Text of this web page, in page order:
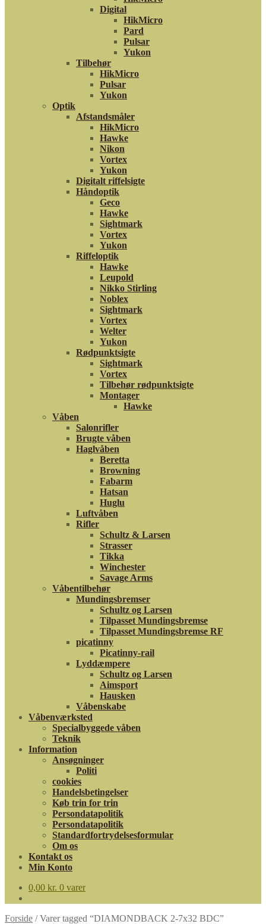
Digital
HikMicro
Pard
Pulsar
Yukon
Tilbehør
HikMicro
Pulsar
Yukon
Optik
Afstandsmåler
HikMicro
Hawke
Nikon
Vortex
Yukon
Digitalt riffelsigte
Håndoptik
Geco
Hawke
Sightmark
Vortex
Yukon
Riffeloptik
Hawke
Leupold
Nikko Stirling
Noblex
Sightmark
Vortex
Welter
Yukon
Rødpunktsigte
Sightmark
Vortex
Tilbehør rødpunktsigte
Montager
Hawke
Våben
Salonrifler
Brugte våben
Haglvåben
Beretta
Browning
Fabarm
Hatsan
Huglu
Luftvåben
Rifler
Schultz & Larsen
Strasser
Tikka
Winchester
Savage Arms
Våbentilbehør
Mundingsbremser
Schultz og Larsen
Tilpasset Mundingsbremse
Tilpasset Mundingsbremse RF
picatinny
Picatinny-rail
Lyddæmpere
Schultz og Larsen
Aimsport
Hausken
Våbenskabe
Våbenværksted
Specialbyggede våben
Teknik
Information
Ansøgninger
Politi
cookies
Handelsbetingelser
Køb trin for trin
Persondatapolitik
Persondatapolitik
Standardfortrydelsesformular
Om os
Kontakt os
Min Konto
0,00 kr. 0 varer
Forside /Varer tagged “DIAMONDBACK 2-7x32 BDC”